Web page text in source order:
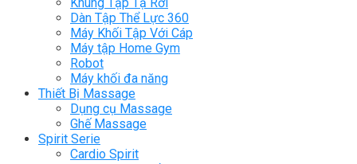
Dàn Tập Thể Lực 360
Máy Khối Tập Với Cáp
Máy tập Home Gym
Robot
Máy khối đa năng
Thiết Bị Massage
Dụng cụ Massage
Ghế Massage
Spirit Serie
Cardio Spirit